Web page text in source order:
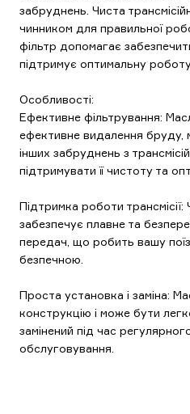
забруднень. Чиста
чинником для правильної
фільтр допомагає
підтримує оптимальну роботу
Особливості:
Ефективне фільтрування:
ефективне видалення бруду,
інших забруднень з
підтримувати її чистоту та
Підтримка роботи трансмісії:
забезпечує плавне та
передач, що робить вашу
безпечною.
Проста установка і заміна:
конструкцію і може бути
замінений під час
обслуговування.